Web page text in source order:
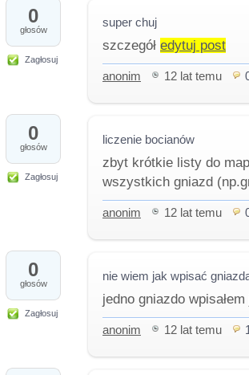
0
głosów
Zagłosuj
super chuj
szczegół edytuj post
anonim 12 lat temu
0
głosów
Zagłosuj
liczenie bocianów
zbyt krótkie listy do
wszystkich gniazd
anonim 12 lat temu
0
głosów
Zagłosuj
nie wiem jak wpisać
jedno gniazdo
anonim 12 lat temu